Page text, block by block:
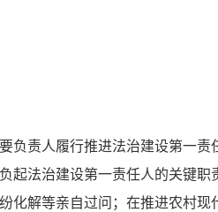
负责人履行推进法治建设第一责
起法治建设第一责任人的关键职
化解等亲自过问；在推进农村现